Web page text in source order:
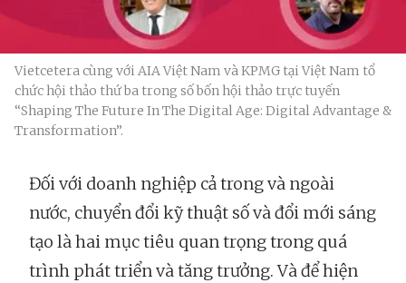
Vietcetera cùng với AIA Việt Nam và KPMG tại Việt Nam tổ
chức hội thảo thứ ba trong số bốn hội thảo trực tuyến
“Shaping The Future In The Digital Age: Digital Advantage &
Transformation”.
Đối với doanh nghiệp cả trong và ngoài
nước, chuyển đổi kỹ thuật số và đổi mới sáng
tạo là hai mục tiêu quan trọng trong quá
trình phát triển và tăng trưởng. Và để hiện